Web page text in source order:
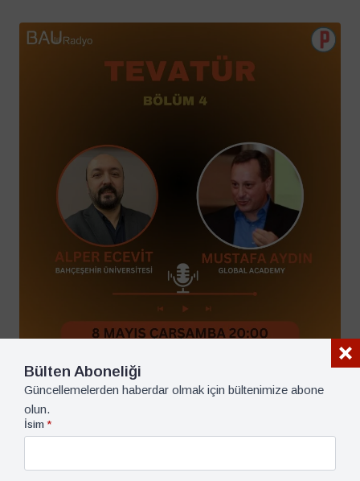
Tevatür Podcast: Bölüm 4
2 dk dk okuma süresi
Bülten Aboneliği
Güncellemelerden haberdar olmak için bültenimize abone
olun.
İsim *